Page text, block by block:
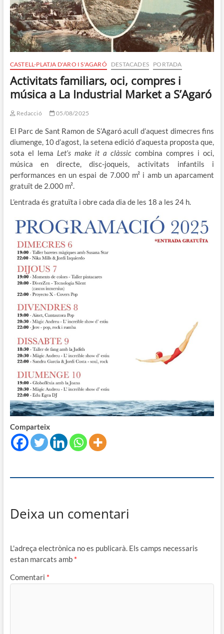
CASTELL-PLATJA D'ARO I S'AGARÓ DESTACADES PORTADA
Activitats familiars, oci, compres i
música a La Industrial Market a S’Agaró
Redacció 05/08/2025
El Parc de Sant Ramon de S’Agaró acull d’aquest dimecres fins
diumenge, 10 d’agost, la setena edició d’aquesta proposta que,
sota el lema Let’s make it a clàssic combina compres i oci,
música en directe, disc-joqueis, activitats infantils i
performances en un espai de 7.000 m² i amb un aparcament
gratuït de 2.000 m².
L’entrada és gratuïta i obre cada dia de les 18 a les 24 h.
Comparteix
Deixa un comentari
L'adreça electrònica no es publicarà. Els camps necessaris
estan marcats amb *
Comentari *